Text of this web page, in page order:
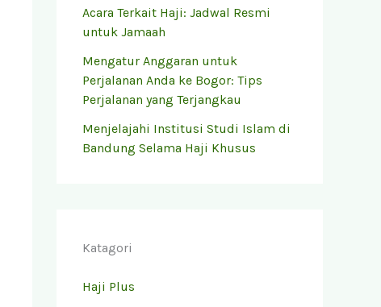
Acara Terkait Haji: Jadwal Resmi
untuk Jamaah
Mengatur Anggaran untuk
Perjalanan Anda ke Bogor: Tips
Perjalanan yang Terjangkau
Menjelajahi Institusi Studi Islam di
Bandung Selama Haji Khusus
Katagori
Haji Plus